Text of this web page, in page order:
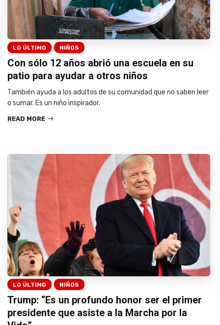
LO ÚLTIMO NIÑOS
Con sólo 12 años abrió una escuela en su
patio para ayudar a otros niños
También ayuda a los adultos de su comunidad que no saben leer
o sumar. Es un niño inspirador.
READ MORE
LO ÚLTIMO NIÑOS
Trump: “Es un profundo honor ser el primer
presidente que asiste a la Marcha por la